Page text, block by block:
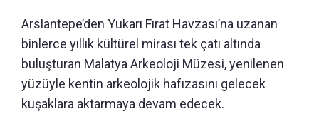
Arslantepe’den Yukarı Fırat Havzası’na uzanan
binlerce yıllık kültürel mirası tek çatı altında
buluşturan Malatya Arkeoloji Müzesi, yenilenen
yüzüyle kentin arkeolojik hafızasını gelecek
kuşaklara aktarmaya devam edecek.